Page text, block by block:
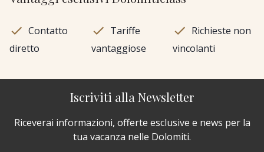
Contatto
diretto
Tariffe
vantaggiose
Richieste non
vincolanti
Iscriviti alla Newsletter
Riceverai informazioni, offerte esclusive e news per la
tua vacanza nelle Dolomiti.